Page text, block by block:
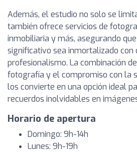
Además, el estudio no solo se
también ofrece servicios de
inmobiliaria y más, asegurando
significativo sea inmortalizado
profesionalismo. La combinación
fotografía y el compromiso con la
los convierte en una opción ideal
recuerdos inolvidables en
Horario de apertura
Domingo: 9h-14h
Lunes: 9h-19h